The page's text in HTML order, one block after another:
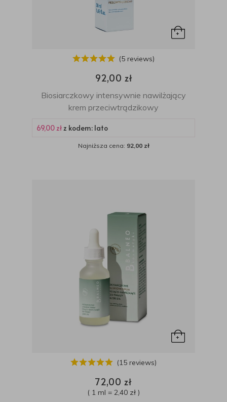
(5 reviews)
92,00 zł
Biosiarczkowy intensywnie nawilżający
krem przeciwtrądzikowy
69,00 złz kodem: lato
Najniższa cena: 92,00 zł
(15 reviews)
72,00 zł
( 1 ml = 2,40 zł )